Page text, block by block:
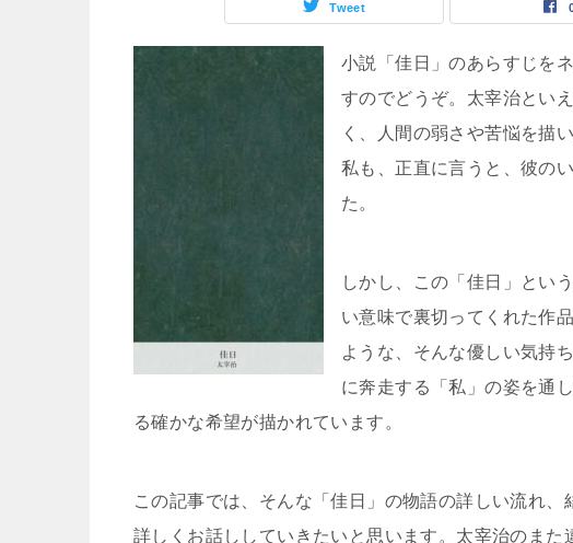
Tweet
小説「佳日」のあらすじを
すのでどうぞ。太宰治とい
く、人間の弱さや苦悩を描
私も、正直に言うと、彼の
た。
しかし、この「佳日」とい
い意味で裏切ってくれた作
ような、そんな優しい気持
に奔走する「私」の姿を通
る確かな希望が描かれています。
この記事では、そんな「佳日」の物語の詳しい流れ
詳しくお話ししていきたいと思います。太宰治のま